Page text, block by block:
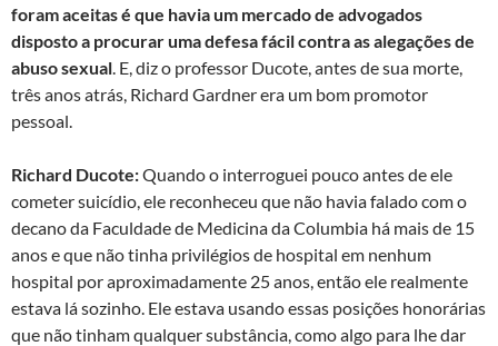
foram aceitas é que havia um mercado de advogados
disposto a procurar uma defesa fácil contra as alegações de
abuso sexual. E, diz o professor Ducote, antes de sua morte,
três anos atrás, Richard Gardner era um bom promotor
pessoal.
Richard Ducote:Quando o interroguei pouco antes de ele
cometer suicídio, ele reconheceu que não havia falado com o
decano da Faculdade de Medicina da Columbia há mais de 15
anos e que não tinha privilégios de hospital em nenhum
hospital por aproximadamente 25 anos, então ele realmente
estava lá sozinho. Ele estava usando essas posições honorárias
que não tinham qualquer substância, como algo para lhe dar